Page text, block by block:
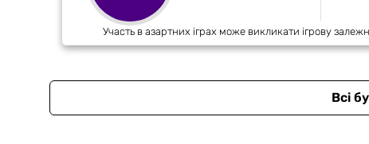
Участь в азартних іграх може викликати ігрову
Всі